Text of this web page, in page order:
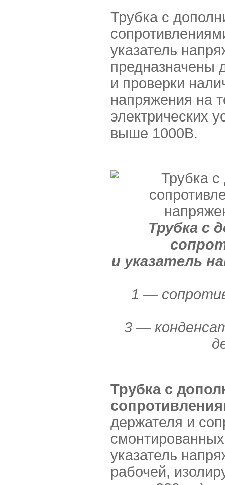
Трубка с
указатель
предназначены
и проверки
напряжения на
электрических
выше 1000В.
Трубка с
и указатель
1 —
3 —
Трубка с
держателя и
указатель
рабочей,